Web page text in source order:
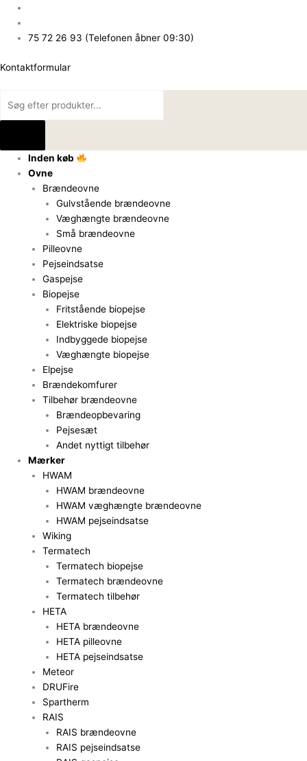
indholdet75 72 26 93 (Telefonen åbner 09:30)
Kontaktformular
Products
search
Inden køb
Ovne
Brændeovne
Gulvstående brændeovne
Væghængte brændeovne
Små brændeovne
Pilleovne
Pejseindsatse
Gaspejse
Biopejse
Fritstående biopejse
Elektriske biopejse
Indbyggede biopejse
Væghængte biopejse
Elpejse
Brændekomfurer
Tilbehør brændeovne
Brændeopbevaring
Pejsesæt
Andet nyttigt tilbehør
Mærker
HWAM
HWAM brændeovne
HWAM væghængte brændeovne
HWAM pejseindsatse
Wiking
Termatech
Termatech biopejse
Termatech brændeovne
Termatech tilbehør
HETA
HETA brændeovne
HETA pilleovne
HETA pejseindsatse
Meteor
DRUFire
Spartherm
RAIS
RAIS brændeovne
RAIS pejseindsatse
Products
search